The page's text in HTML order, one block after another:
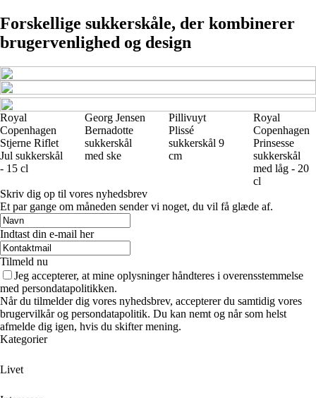
Forskellige sukkerskåle, der kombinerer
brugervenlighed og design
Royal
Copenhagen
Stjerne Riflet
Jul sukkerskål
- 15 cl
Georg Jensen
Bernadotte
sukkerskål
med ske
Pillivuyt
Plissé
sukkerskål 9
cm
Royal
Copenhagen
Prinsesse
sukkerskål
med låg - 20
cl
Skriv dig op til vores nyhedsbrev
Et par gange om måneden sender vi noget, du vil få glæde af.
Indtast din e-mail her
Tilmeld nu
Jeg accepterer, at mine oplysninger håndteres i overensstemmelse
med persondatapolitikken.
Når du tilmelder dig vores nyhedsbrev, accepterer du samtidig vores
brugervilkår og persondatapolitik. Du kan nemt og når som helst
afmelde dig igen, hvis du skifter mening.
Kategorier
Livet